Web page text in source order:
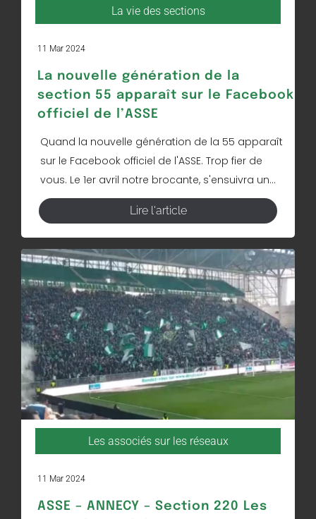
La vie des sections
11 Mar 2024
La nouvelle génération de la
section 55 apparaît sur le Facebook
officiel de l’ASSE
Quand la nouvelle génération de la 55 apparaît
sur le Facebook officiel de l'ASSE. Trop fier de
vous. Le 1er avril notre brocante, s'ensuivra un...
Lire l'article
Les associés sur les réseaux
11 Mar 2024
ASSE – ANNECY – Section 220 Les